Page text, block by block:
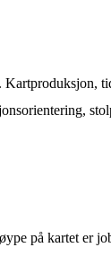
Kartproduksjon,
på kartet er